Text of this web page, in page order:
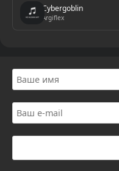
Cybergoblin
Argiflex